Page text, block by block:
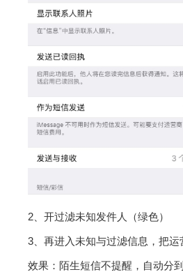
2、开过滤未知发件人（绿色）
3、再进入未知与过滤信息，把运
效果：陌生短信不提醒，自动分到